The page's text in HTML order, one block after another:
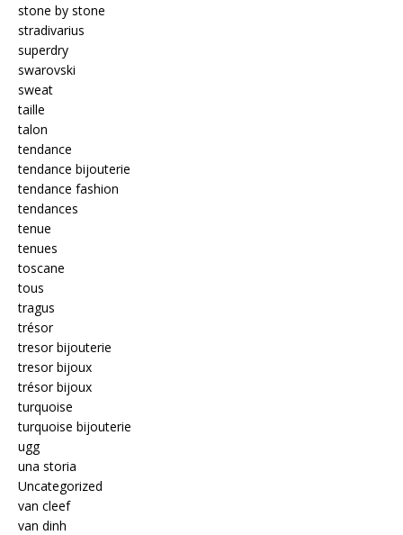
stone by stone
stradivarius
superdry
swarovski
sweat
taille
talon
tendance
tendance bijouterie
tendance fashion
tendances
tenue
tenues
toscane
tous
tragus
trésor
tresor bijouterie
tresor bijoux
trésor bijoux
turquoise
turquoise bijouterie
ugg
una storia
Uncategorized
van cleef
van dinh